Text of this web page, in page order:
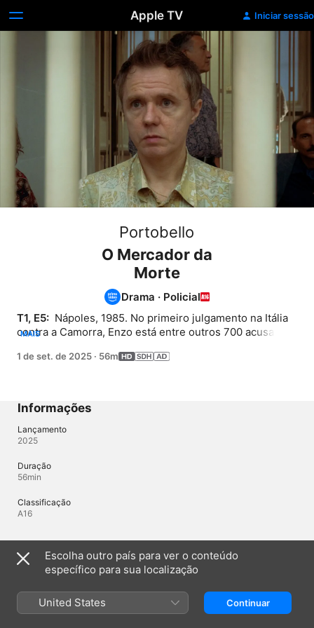
Apple TV Iniciar sessão
Portobello
O Mercador da
Morte
Drama · Policial
T1, E5: Nápoles, 1985. No primeiro julgamento na Itália
contra a Camorra, Enzo está entre outros 700 acusados.
limpará seu nome, mas depoimentos contraditórios
MAIS
1 de set. de 2025 · 56m
Informações
Lançamento
2025
Duração
56min
Classificação
A16
Idiomas
Áudio original
Áudio
Escolha outro país para ver o conteúdo
específico para sua localização
United States Continuar